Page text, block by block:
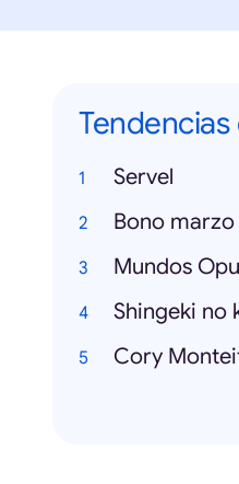
Servel
Bono marzo
Mundos
Shingeki no
Cory